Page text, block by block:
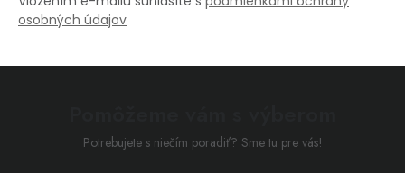
osobných údajov
Potrebujete s niečím poradiť? Sme tu pre vás!